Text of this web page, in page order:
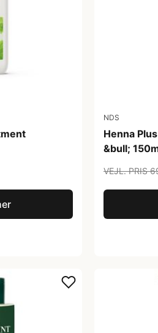
NDS
Henna
&bull;
VEJL. PRIS